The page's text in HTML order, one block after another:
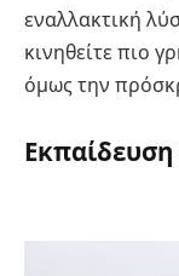
εναλλακτική
κινηθείτε πιο
όμως την
Εκπαίδευση